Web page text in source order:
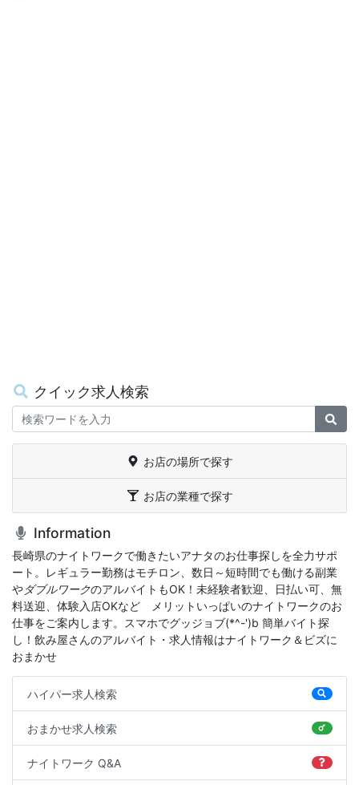
クイック求人検索
Keywords
お店の場所で探す
お店の業種で探す
Information
長崎県のナイトワークで働きたいアナタのお仕事探しを全力サポ
ート。レギュラー勤務はモチロン、数日～短時間でも働ける副業
やダブルワークのアルバイトもOK！未経験者歓迎、日払い可、無
料送迎、体験入店OKなどゝメリットいっぱいのナイトワークのお
仕事をご案内します。スマホでグッジョブ(*^-')b 簡単バイト探
し！飲み屋さんのアルバイト・求人情報はナイトワーク＆ビズに
おまかせ
ハイパー求人検索
おまかせ求人検索
ナイトワーク Q&A